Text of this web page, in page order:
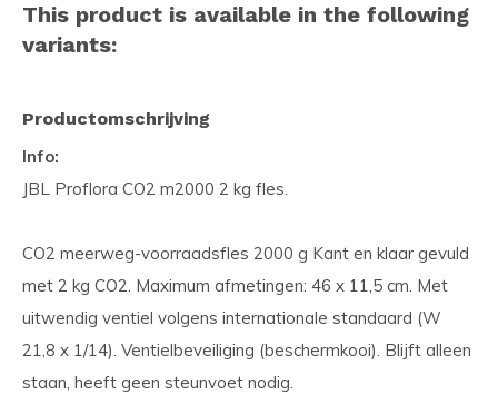
This product is available in the following
variants:
Productomschrijving
Info:
JBL Proflora CO2 m2000 2 kg fles.
CO2 meerweg-voorraadsfles 2000 g Kant en klaar gevuld
met 2 kg CO2. Maximum afmetingen: 46 x 11,5 cm. Met
uitwendig ventiel volgens internationale standaard (W
21,8 x 1/14). Ventielbeveiliging (beschermkooi). Blijft alleen
staan, heeft geen steunvoet nodig.